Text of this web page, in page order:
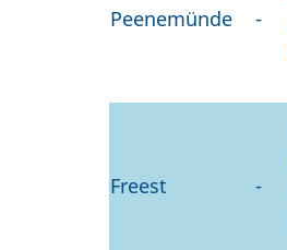
Peenemünde -
Freest -